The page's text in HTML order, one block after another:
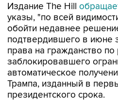
Издание The Hill
указы, "по всей
обойти недавнее
подтвердившего в июне
права на гражданство
заблокировавшего
автоматическое
Трампа, изданный в
президентского срока.